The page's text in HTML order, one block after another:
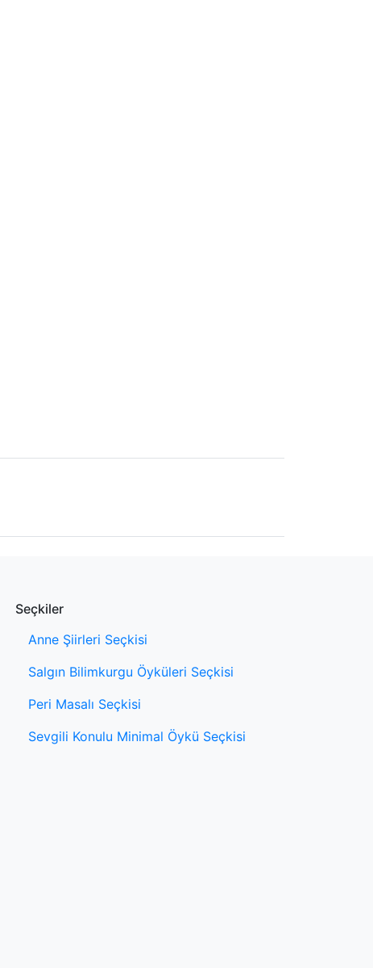
Seçkiler
Anne Şiirleri Seçkisi
Salgın Bilimkurgu Öyküleri Seçkisi
Peri Masalı Seçkisi
Sevgili Konulu Minimal Öykü Seçkisi